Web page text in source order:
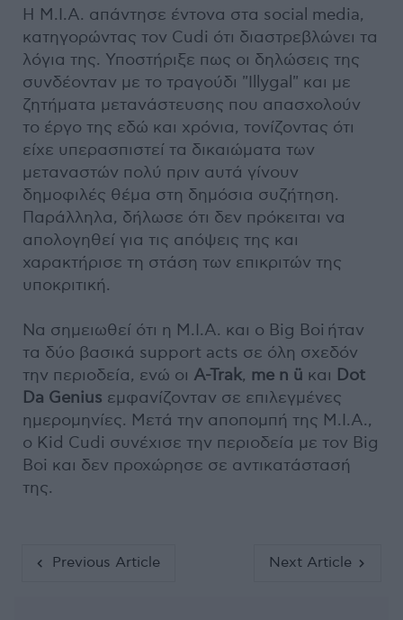
Η M.I.A. απάντησε έντονα στα social media,
κατηγορώντας τον Cudi ότι διαστρεβλώνει τα
λόγια της. Υποστήριξε πως οι δηλώσεις της
συνδέονταν με το τραγούδι "Illygal" και με
ζητήματα μετανάστευσης που απασχολούν
το έργο της εδώ και χρόνια, τονίζοντας ότι
είχε υπερασπιστεί τα δικαιώματα των
μεταναστών πολύ πριν αυτά γίνουν
δημοφιλές θέμα στη δημόσια συζήτηση.
Παράλληλα, δήλωσε ότι δεν πρόκειται να
απολογηθεί για τις απόψεις της και
χαρακτήρισε τη στάση των επικριτών της
υποκριτική.
Nα σημειωθεί ότι η Μ.Ι.Α. και ο Βig Boi ήταν
τα δύο βασικά support acts σε όλη σχεδόν
την περιοδεία, ενώ οι A-Trak, me n ü και Dot
Da Genius εμφανίζονταν σε επιλεγμένες
ημερομηνίες. Μετά την αποπομπή της M.I.A.,
ο Kid Cudi συνέχισε την περιοδεία με τον Big
Boi και δεν προχώρησε σε αντικατάστασή
της.
Previous Article Next Article